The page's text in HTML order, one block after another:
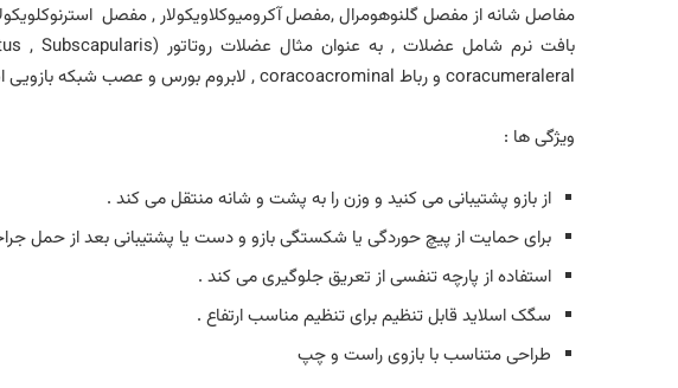
مفاصل شانه از مفصل گلنوهومرال ,مفصل آکرومیوکلاویکولار , مفصل
coracumeraleral و رباط coracoacrominal , لابروم بورس و عصب شبکه بازویی است .مفصل شانه فعال ترین و پیچیده ترین مفصل است .
ویژگی ها :
از بازو پشتیبانی می کنید و وزن را به پشت و شانه منتقل می کند .
برای حمایت از پیچ حوردگی یا شکستگی بازو و دست یا پشتیبانی بعد از حمل
استفاده از پارچه تنفسی از تعریق جلوگیری می کند .
سگک اسلاید قابل تنظیم برای تنظیم مناسب ارتفاع .
طراحی متناسب با بازوی راست و چپ